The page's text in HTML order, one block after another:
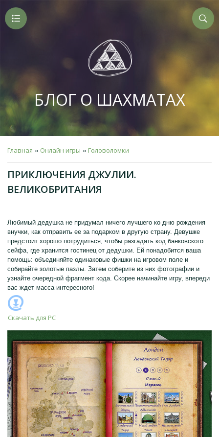
БЛОГ О ШАХМАТАХ
Главная » Онлайн игры » Головоломки
ПРИКЛЮЧЕНИЯ ДЖУЛИИ.
ВЕЛИКОБРИТАНИЯ
Любимый дедушка не придумал ничего лучшего ко дню рождения
внучки, как отправить ее за подарком в другую страну. Девушке
предстоит хорошо потрудиться, чтобы разгадать код банковского
сейфа, где хранится гостинец от дедушки. Ей понадобится ваша
помощь: объединяйте одинаковые фишки на игровом поле и
собирайте золотые пазлы. Затем соберите из них фотографии и
узнайте очередной фрагмент кода. Скорее начинайте игру, впереди
вас ждет масса интересного!
Скачать для PC